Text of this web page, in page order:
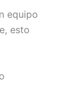
equipo
esto